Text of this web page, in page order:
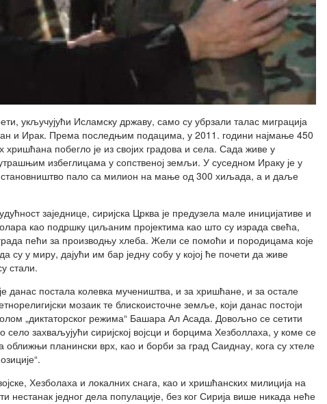
укључујући Исламску државу, само су убрзали талас миграција
и Ирак. Према последњим подацима, у 2011. години најмање 450
побегло је из својих градова и села. Сада живе у
избеглицама у сопственој земљи. У суседном Ираку је у
становништво пало са милион на мање од 300 хиљада, а и даље
заједнице, сиријска Црква је предузела мале иницијативе и
као подршку циљаним пројектима као што су израда свећа,
пећи за производњу хлеба. Жели се помоћи и породицама које
су у миру, дајући им бар једну собу у којој ће почети да живе
стали.
данас постала колевка мучеништва, и за хришћане, и за остале
мозаик те блискоисточне земље, који данас постоји
„диктаторског режима“ Башара Ал Асада. Довољно се сетити
захваљујући сиријској војсци и борцима Хезболлаха, у коме се
оближњи планински врх, као и борби за град Саиднау, кога су хтеле
Хезболаха и локалних снага, као и хришћанских милиција на
нестанак једног дела популације, без ког Сирија више никада неће